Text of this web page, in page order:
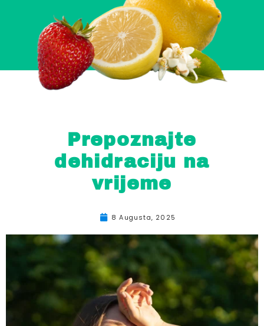
Prepoznajte
dehidraciju na
vrijeme
8 Augusta, 2025